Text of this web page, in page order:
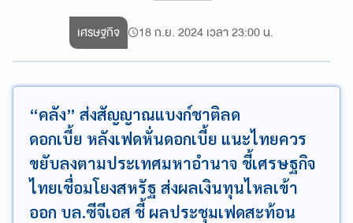
เศรษฐกิจ 18 ก.ย. 2024 เวลา 23:00 น.
“คลัง” ส่งสัญญาณแบงก์ชาติลด
ดอกเบี้ย หลังเฟดหั่นดอกเบี้ย แนะไทยควร
ขยับลงตามประเทศมหาอำนาจ ชี้เศรษฐกิจ
ไทยเชื่อมโยงสหรัฐ ส่งผลเงินทุนไหลเข้า
ออก บล.ซีจีเอส ชี้ ผลประชุมเฟดสะท้อน